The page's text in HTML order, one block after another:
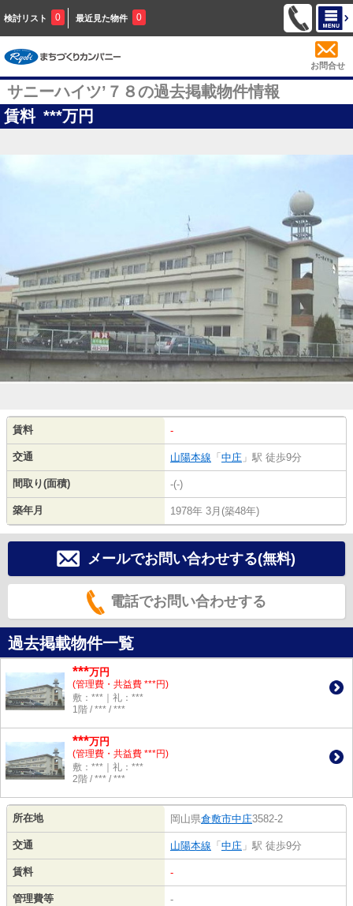
検討リスト 0 最近見た物件 0
お問合せ
サニーハイツ’７８の過去掲載物件情報
賃料 ***万円
賃料 -
交通 山陽本線 「中庄 」駅 徒歩9分
間取り(面積) -(-)
築年月 1978年 3月(築48年)
メールでお問い合わせする(無料)
電話でお問い合わせする
過去掲載物件一覧
***万円
(管理費・共益費 ***円)
敷：***｜礼：***
1階 / *** / ***
***万円
(管理費・共益費 ***円)
敷：***｜礼：***
2階 / *** / ***
所在地 岡山県倉敷市中庄3582-2
交通 山陽本線 「中庄 」駅 徒歩9分
賃料 -
管理費等 -